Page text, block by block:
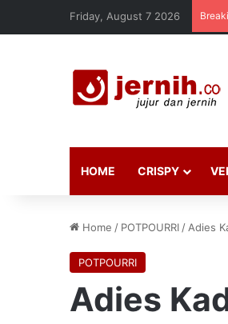
Friday, August 7 2026
HOME CRISPY
Home / POTPOURRI / Adies
POTPOURRI
Adies